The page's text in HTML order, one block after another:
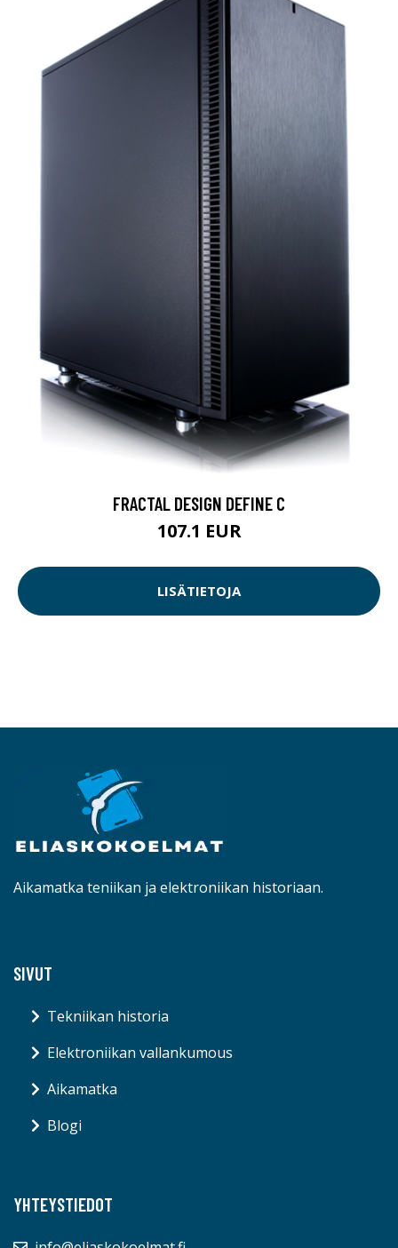
FRACTAL DESIGN DEFINE C
107.1 EUR
LISÄTIETOJA
Aikamatka teniikan ja elektroniikan historiaan.
SIVUT
Tekniikan historia
Elektroniikan vallankumous
Aikamatka
Blogi
YHTEYSTIEDOT